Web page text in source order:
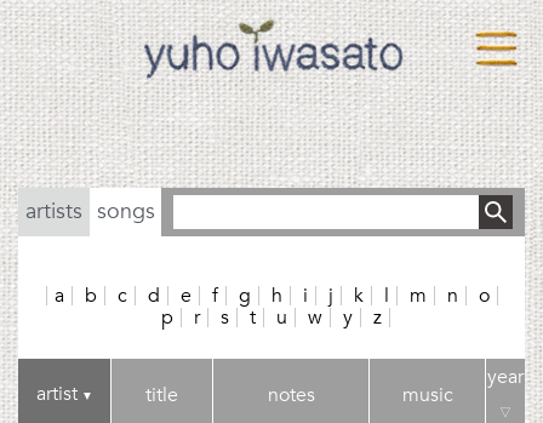
artists songs
a b c d e f g h i j k l m n
o
p
r s t u w y z
artist▼ title notes music
year
▽